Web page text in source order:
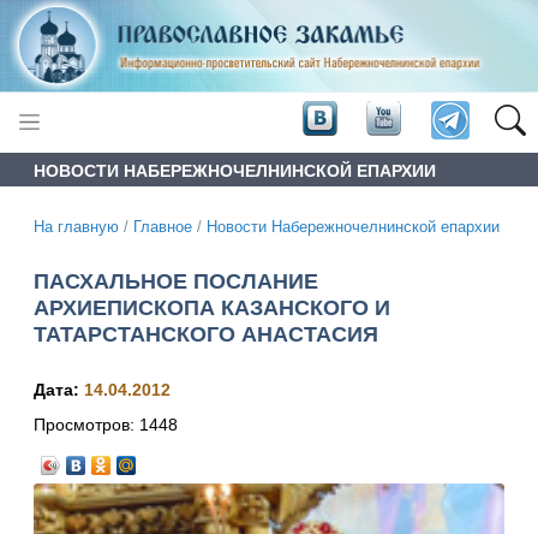
НОВОСТИ НАБЕРЕЖНОЧЕЛНИНСКОЙ ЕПАРХИИ
На главную / Главное / Новости Набережночелнинской епархии
ПАСХАЛЬНОЕ ПОСЛАНИЕ
АРХИЕПИСКОПА КАЗАНСКОГО И
ТАТАРСТАНСКОГО АНАСТАСИЯ
Дата: 14.04.2012
Просмотров: 1448